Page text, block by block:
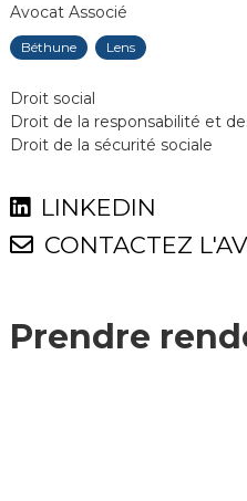
Avocat Associé
Béthune Lens
Droit social
Droit de la responsabilité et
Droit de la sécurité sociale
LINKEDIN
CONTACTEZ
Prendre